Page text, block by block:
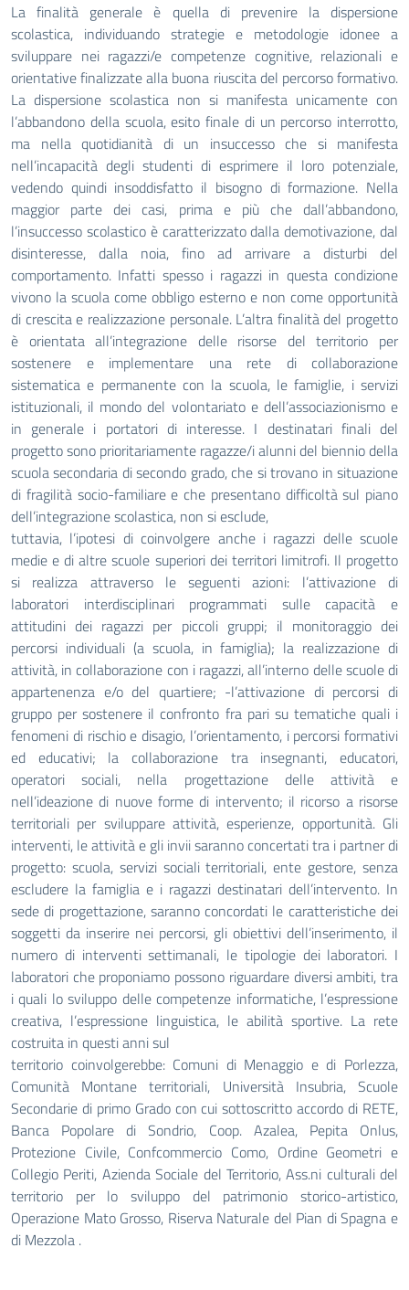
La finalità generale è quella di prevenire la dispersione
scolastica, individuando strategie e metodologie idonee a
sviluppare nei ragazzi/e competenze cognitive, relazionali e
orientative finalizzate alla buona riuscita del percorso formativo.
La dispersione scolastica non si manifesta unicamente con
l’abbandono della scuola, esito finale di un percorso interrotto,
ma nella quotidianità di un insuccesso che si manifesta
nell’incapacità degli studenti di esprimere il loro potenziale,
vedendo quindi insoddisfatto il bisogno diformazione. Nella
maggior parte dei casi, prima e più che dall’abbandono,
l’insuccesso scolastico è caratterizzato dalla demotivazione, dal
disinteresse, dalla noia, fino ad arrivare a disturbi del
comportamento. Infatti spesso i ragazzi in questa condizione
vivono la scuola come obbligo esterno e non come opportunità
di crescita e realizzazione personale. L’altra finalità del progetto
è orientataall’integrazione delle risorse del territorio per
sostenere e implementare una rete di collaborazione
sistematica e permanente con la scuola, le famiglie, i servizi
istituzionali, il mondo del volontariato e dell’associazionismo e
in generale i portatori di interesse. I destinatari finali del
progetto sono prioritariamente ragazze/i alunni del biennio della
scuola secondaria di secondo grado, che sitrovano in situazione
di fragilità socio-familiare e che presentano difficoltà sul piano
dell’integrazione scolastica, non si esclude,
tuttavia, l’ipotesi di coinvolgere anche i ragazzi delle scuole
medie e di altre scuole superiori dei territori limitrofi. Il progetto
si realizza attraverso le seguenti azioni: l’attivazione di
laboratori interdisciplinari programmati sulle capacità e
attitudini dei ragazzi per piccoli gruppi; il monitoraggio dei
percorsi individuali (a scuola, in famiglia); la realizzazione di
attività, in collaborazione con i ragazzi,all’interno delle scuole di
appartenenza e/o del quartiere; -l’attivazione di percorsi di
gruppo per sostenere il confronto fra pari su tematiche quali i
fenomeni di rischio e disagio, l’orientamento, i percorsi formativi
ed educativi; la collaborazione tra insegnanti, educatori,
operatori sociali, nella progettazione delle attività e
nell’ideazione di nuove forme di intervento; il ricorso a risorse
territoriali per sviluppare attività, esperienze, opportunità. Gli
interventi, le attività e gli invii saranno concertati tra i partner di
progetto: scuola, servizi sociali territoriali, ente gestore, senza
escludere la famiglia e i ragazzi destinatari dell’intervento. In
sede di progettazione, saranno concordati le caratteristiche dei
soggetti da inserire nei percorsi, gli obiettivi dell’inserimento, il
numero di interventisettimanali, le tipologie dei laboratori. I
laboratori che proponiamo possono riguardare diversi ambiti, tra
i quali lo sviluppo delle competenze informatiche, l’espressione
creativa, l’espressione linguistica, le abilità sportive. La rete
costruita in questi anni sul
territorio coinvolgerebbe: Comuni di Menaggio e di Porlezza,
Comunità Montane territoriali, Università Insubria, Scuole
Secondarie di primo Grado con cui sottoscritto accordo di RETE,
Banca Popolare di Sondrio, Coop. Azalea, Pepita Onlus,
Protezione Civile, Confcommercio Como, Ordine Geometri e
Collegio Periti, Azienda Sociale del Territorio, Ass.ni culturali del
territorio per lo sviluppo del patrimonio storico-artistico,
Operazione Mato Grosso, Riserva Naturale del Pian di Spagna e
di Mezzola .